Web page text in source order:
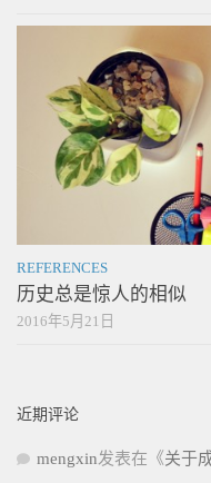
REFERENCES
历史总是惊人的相似
2016年5月21日
近期评论
mengxin发表在《关于